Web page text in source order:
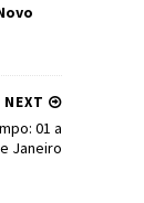
NEXT
01 a
Janeiro